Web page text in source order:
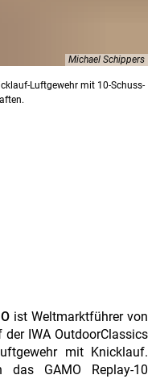
Michael Schippers
Luftgewehr mit 10-Schuss-
ist Weltmarktführer von
IWA OutdoorClassics
mit Knicklauf.
das GAMO Replay-10